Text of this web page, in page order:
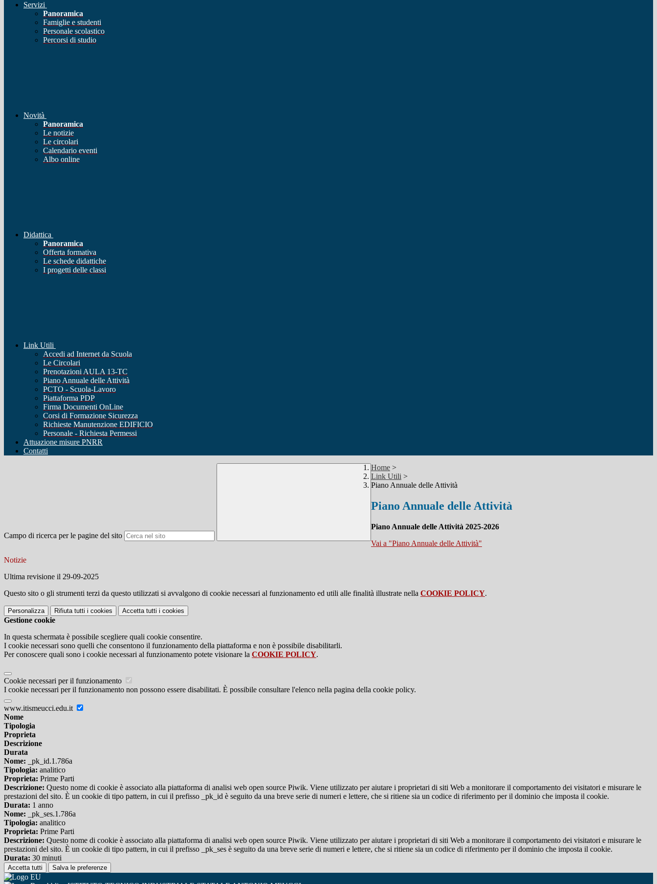
Servizi
Panoramica
Famiglie e studenti
Personale scolastico
Percorsi di studio
Novità
Panoramica
Le notizie
Le circolari
Calendario eventi
Albo online
Didattica
Panoramica
Offerta formativa
Le schede didattiche
I progetti delle classi
Link Utili
Accedi ad Internet da Scuola
Le Circolari
Prenotazioni AULA 13-TC
Piano Annuale delle Attività
PCTO - Scuola-Lavoro
Piattaforma PDP
Firma Documenti OnLine
Corsi di Formazione Sicurezza
Richieste Manutenzione EDIFICIO
Personale - Richiesta Permessi
Attuazione misure PNRR
Contatti
Campo di ricerca per le pagine del sito
Home >
Link Utili >
Piano Annuale delle Attività
Piano Annuale delle Attività
Piano Annuale delle Attività 2025-2026
Vai a "Piano Annuale delle Attività"
Notizie
Ultima revisione il 29-09-2025
Questo sito o gli strumenti terzi da questo utilizzati si avvalgono di cookie necessari al funzionamento ed utili alle finalità illustrate nella COOKIE POLICY.
Personalizza Rifiuta tutti i cookies Accetta tutti i cookies
Gestione cookie
In questa schermata è possibile scegliere quali cookie consentire.
I cookie necessari sono quelli che consentono il funzionamento della piattaforma e non è possibile disabilitarli.
Per conoscere quali sono i cookie necessari al funzionamento potete visionare la COOKIE POLICY.
Cookie necessari per il funzionamento
I cookie necessari per il funzionamento non possono essere disabilitati. È possibile consultare l'elenco nella pagina della cookie policy.
www.itismeucci.edu.it
Nome
Tipologia
Proprieta
Descrizione
Durata
Nome: _pk_id.1.786a
Tipologia: analitico
Proprieta: Prime Parti
Descrizione: Questo nome di cookie è associato alla piattaforma di analisi web open source Piwik. Viene utilizzato per aiutare i proprietari di siti Web a monitorare il comportamento dei visitatori e misurare le
prestazioni del sito. È un cookie di tipo pattern, in cui il prefisso _pk_id è seguito da una breve serie di numeri e lettere, che si ritiene sia un codice di riferimento per il dominio che imposta il cookie.
Durata: 1 anno
Nome: _pk_ses.1.786a
Tipologia: analitico
Proprieta: Prime Parti
Descrizione: Questo nome di cookie è associato alla piattaforma di analisi web open source Piwik. Viene utilizzato per aiutare i proprietari di siti Web a monitorare il comportamento dei visitatori e misurare le
prestazioni del sito. È un cookie di tipo pattern, in cui il prefisso _pk_ses è seguito da una breve serie di numeri e lettere, che si ritiene sia un codice di riferimento per il dominio che imposta il cookie.
Durata: 30 minuti
Accetta tutti Salva le preferenze